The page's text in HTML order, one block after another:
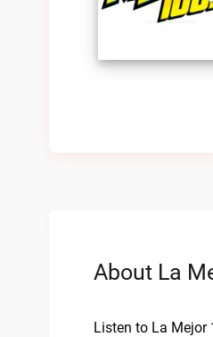
About La
Listen to La Mejor